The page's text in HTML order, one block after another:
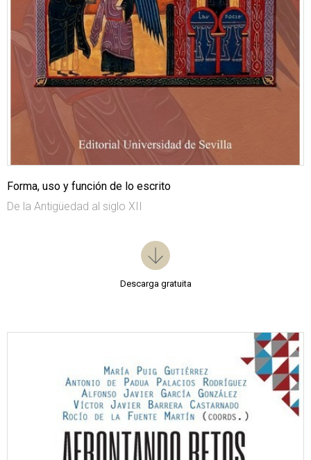
Forma, uso y función de lo escrito
De la Antigüedad al siglo XII
Descarga gratuita